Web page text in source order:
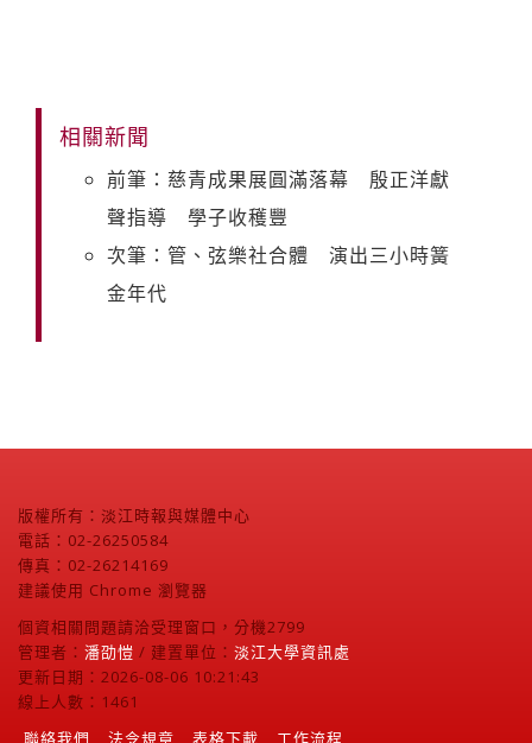
相關新聞
前筆：慈青成果展圓滿落幕 殷正洋獻
聲指導 學子收穫豐
次筆：管、弦樂社合體 演出三小時簧
金年代
版權所有：淡江時報與媒體中心
電話：02-26250584
傳真：02-26214169
建議使用 Chrome 瀏覽器
個資相關問題請洽受理窗口，分機2799
管理者： 潘劭愷 / 建置單位： 淡江大學資訊處
更新日期：2026-08-06 10:21:43
線上人數：1461
聯絡我們
法令規章 表格下載 工作流程